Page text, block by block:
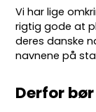
Vi har lige
rigtig gode at
deres danske
navnene på
Derfor